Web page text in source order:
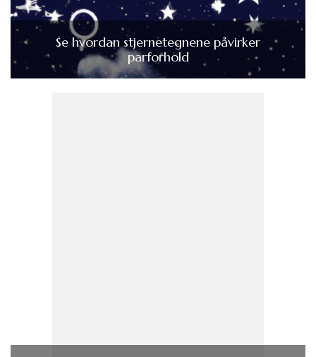
Se hvordan stjernetegnene påvirker
parforhold